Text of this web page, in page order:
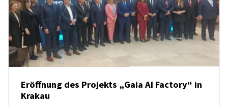
Poland
Eröffnung des Projekts „Gaia AI Factory“ in
Krakau